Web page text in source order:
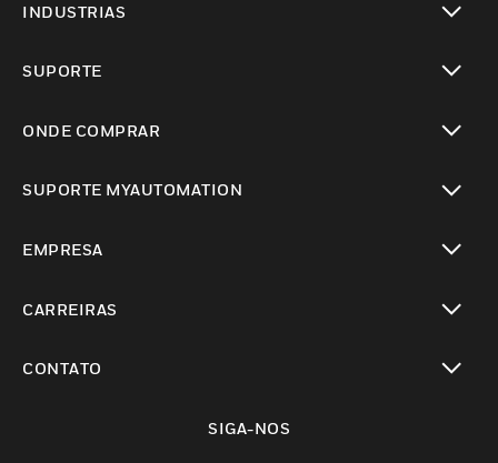
INDUSTRIAS
SUPORTE
ONDE COMPRAR
SUPORTE MYAUTOMATION
EMPRESA
CARREIRAS
CONTATO
SIGA-NOS